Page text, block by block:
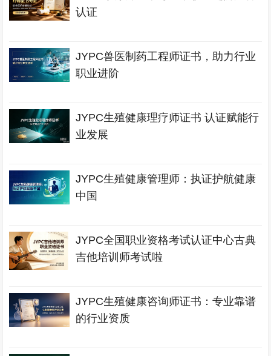
认证
JYPC兽医制药工程师证书，助力行业
职业进阶
JYPC生殖健康理疗师证书 认证赋能行
业发展
JYPC生殖健康管理师：执证护航健康
中国
JYPC全国职业资格考试认证中心古典
吉他培训师考试啦
JYPC生殖健康咨询师证书：专业靠谱
的行业资质